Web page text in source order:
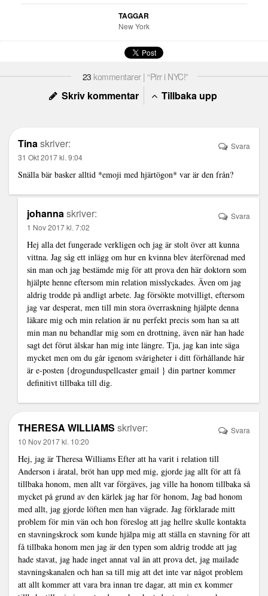
TAGGAR
New York
23 kommentarer | “Pirr i NYC!”
Skriv kommentar Tillbaka upp
Tina skriver:
31 Okt 2017 kl. 9:04
Snälla bär basker alltid *emoji med hjärtögon* var är den från?
Svara
johanna skriver:
1 Nov 2017 kl. 7:02
Hej alla det fungerade verkligen och jag är stolt över att kunna
vittna. Jag såg ett inlägg om hur en kvinna blev återförenad med
sin man och jag bestämde mig för att prova den här doktorn som
hjälpte henne eftersom min relation misslyckades. Även om jag
aldrig trodde på andligt arbete. Jag försökte motvilligt, eftersom
jag var desperat, men till min stora överraskning hjälpte denna
läkare mig och min relation är nu perfekt precis som han sa att
min man nu behandlar mig som en drottning, även när han hade
sagt det förut älskar han mig inte längre. Tja, jag kan inte säga
mycket men om du går igenom svårigheter i ditt förhållande här
är e-posten {drogunduspellcaster gmail } din partner kommer
definitivt tillbaka till dig.
Svara
THERESA WILLIAMS skriver:
10 Nov 2017 kl. 10:20
Hej, jag är Theresa Williams Efter att ha varit i relation till
Anderson i åratal, bröt han upp med mig, gjorde jag allt för att få
tillbaka honom, men allt var förgäves, jag ville ha honom tillbaka så
mycket på grund av den kärlek jag har för honom, Jag bad honom
med allt, jag gjorde löften men han vägrade. Jag förklarade mitt
problem för min vän och hon föreslog att jag hellre skulle kontakta
en stavningskrock som kunde hjälpa mig att ställa en stavning för att
få tillbaka honom men jag är den typen som aldrig trodde att jag
hade stavat, jag hade inget annat val än att prova det, jag mailade
stavningskanalen och han sa till mig att det inte var något problem
att allt kommer att vara bra innan tre dagar, att min ex kommer
Svara